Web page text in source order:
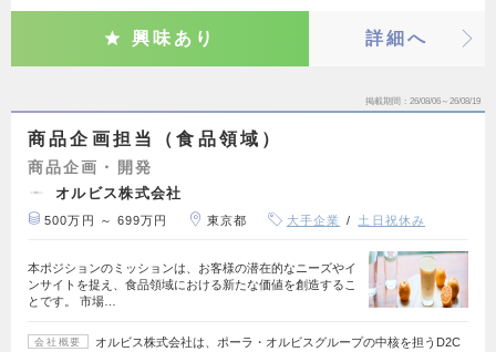
興味あり 詳細へ
掲載期間 26/08/06～26/08/19
商品企画担当（食品領域）
商品企画・開発
オルビス株式会社
500万円 ～ 699万円 東京都 大手企業 土日祝休み
本ポジションのミッションは、お客様の潜在的なニーズやイ
ンサイトを捉え、食品領域における新たな価値を創造するこ
とです。 市場…
会社概要
オルビス株式会社は、ポーラ・オルビスグループの中核を担うD2C